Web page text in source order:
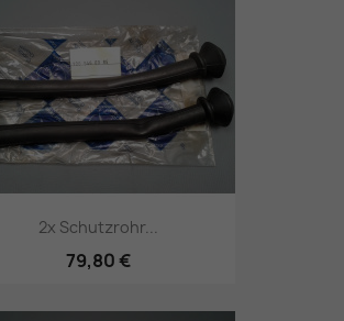
2x Schutzrohr...
79,80 €